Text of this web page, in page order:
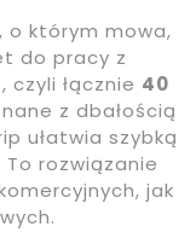
którym mowa,
do pracy z
, czyli łącznie 40
z dbałością
ułatwia szybką
rozwiązanie
jak